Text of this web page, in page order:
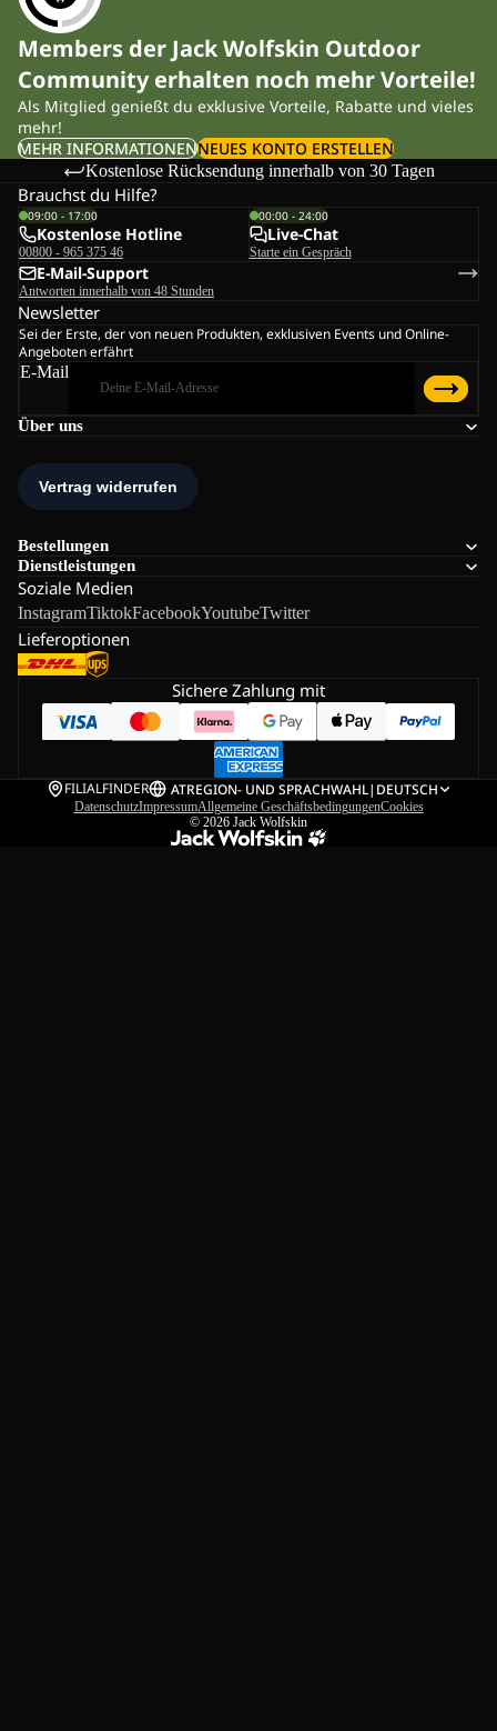
Members der Jack Wolfskin Outdoor
Community erhalten noch mehr Vorteile!
Als Mitglied genießt du exklusive Vorteile, Rabatte und vieles
mehr!
MEHR INFORMATIONENNEUES KONTO ERSTELLEN
Kostenlose Rücksendung innerhalb von 30 Tagen
Über uns
Bestellungen
Dienstleistungen
Soziale Medien
InstagramTiktokFacebookYoutubeTwitter
Lieferoptionen
Brauchst du Hilfe?
09:00 - 17:00
Kostenlose Hotline
00800 - 965 375 46
00:00 - 24:00
Live-Chat
Starte ein Gespräch
E-Mail-Support
Antworten innerhalb von 48 Stunden
Newsletter
Sei der Erste, der von neuen Produkten, exklusiven Events und Online-
Angeboten erfährt
E-Mail
Sichere Zahlung mit
FILIALFINDER ATREGION- UND SPRACHWAHL| DEUTSCH
DatenschutzImpressumAllgemeine GeschäftsbedingungenCookies
© 2026 Jack Wolfskin